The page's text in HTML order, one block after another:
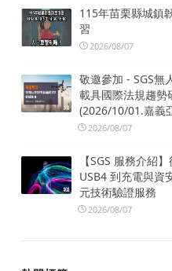
115年苗栗縣城鎮
習
2026/08/07
敬邀參加 - SGS無
載具國際法規趨勢
(2026/10/01.嘉義
2026/08/07
【SGS 服務介紹】
USB4 到充電與資
元技術驗證服務
2026/08/07